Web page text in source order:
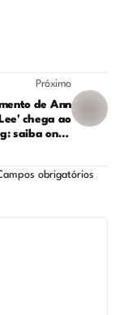
Próximo
de Ann
Lee' chega ao
saiba onde
Seyfried
obrigatórios